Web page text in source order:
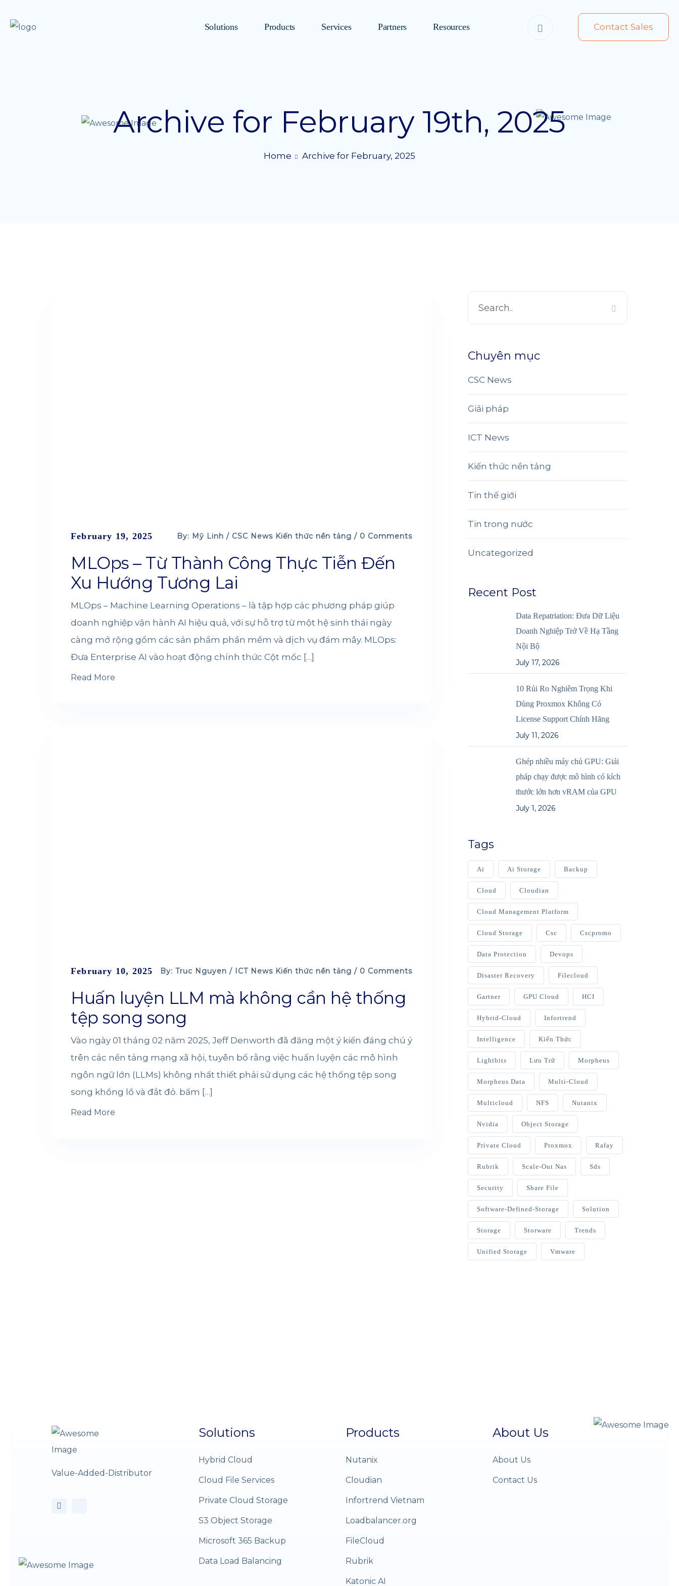
Contact Sales
Solutions Products Services Partners Resources
Archive for February 19th, 2025
Home Archive for February, 2025
February 19, 2025 By: Mỹ Linh / CSC News Kiến thức nền tảng / 0 Comments
MLOps – Từ Thành Công Thực Tiễn Đến
Xu Hướng Tương Lai
MLOps – Machine Learning Operations – là tập hợp các phương pháp giúp
doanh nghiệp vận hành AI hiệu quả, với sự hỗ trợ từ một hệ sinh thái ngày
càng mở rộng gồm các sản phẩm phần mềm và dịch vụ đám mây. MLOps:
Đưa Enterprise AI vào hoạt động chính thức Cột mốc […]
Read More
February 10, 2025 By: Truc Nguyen / ICT News Kiến thức nền tảng / 0 Comments
Huấn luyện LLM mà không cần hệ thống
tệp song song
Vào ngày 01 tháng 02 năm 2025, Jeff Denworth đã đăng một ý kiến đáng chú ý
trên các nền tảng mạng xã hội, tuyên bố rằng việc huấn luyện các mô hình
ngôn ngữ lớn (LLMs) không nhất thiết phải sử dụng các hệ thống tệp song
song khổng lồ và đắt đỏ. bấm […]
Read More
Chuyên mục
CSC News
Giải pháp
ICT News
Kiến thức nền tảng
Tin thế giới
Tin trong nước
Uncategorized
Recent Post
Data Repatriation: Đưa Dữ Liệu
Doanh Nghiệp Trở Về Hạ Tầng
Nội Bộ
July 17, 2026
10 Rủi Ro Nghiêm Trọng Khi
Dùng Proxmox Không Có
License Support Chính Hãng
July 11, 2026
Ghép nhiều máy chủ GPU: Giải
pháp chạy được mô hình có kích
thước lớn hơn vRAM của GPU
July 1, 2026
Tags
Ai Ai Storage Backup
Cloud Cloudian
Cloud Management Platform
Cloud Storage Csc Cscpromo
Data Protection Devops
Disaster Recovery Filecloud
Gartner GPU Cloud HCI
Hybrid-Cloud Infortrend
Intelligence Kiến Thức
Lightbits Lưu Trữ Morpheus
Morpheus Data Multi-Cloud
Multicloud NFS Nutanix
Nvidia Object Storage
Private Cloud Proxmox Rafay
Rubrik Scale-Out Nas Sds
Security Share File
Software-Defined-Storage Solution
Storage Storware Trends
Unified Storage Vmware
Value-Added-Distributor
Solutions
Hybrid Cloud
Cloud File Services
Private Cloud Storage
S3 Object Storage
Microsoft 365 Backup
Data Load Balancing
Products
Nutanix
Cloudian
Infortrend Vietnam
Loadbalancer.org
FileCloud
Rubrik
Katonic AI
About Us
About Us
Contact Us